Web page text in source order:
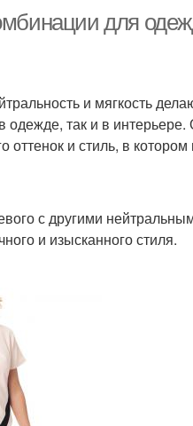
для
и мягкость
так и в интерьере.
и стиль, в котором
с другими
и изысканного стиля.